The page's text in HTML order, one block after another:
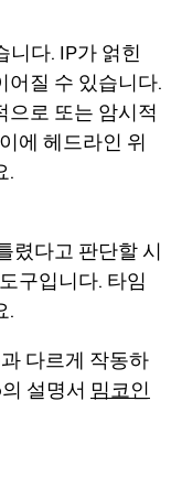
니다. IP가 얽힌
어질 수 있습니다.
으로 또는 암시적
에 헤드라인 위
.
렸다고 판단할 시
구입니다. 타임
.
다르게 작동하
설명서 밈코인